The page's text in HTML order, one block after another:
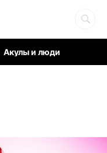
Акулы и люди